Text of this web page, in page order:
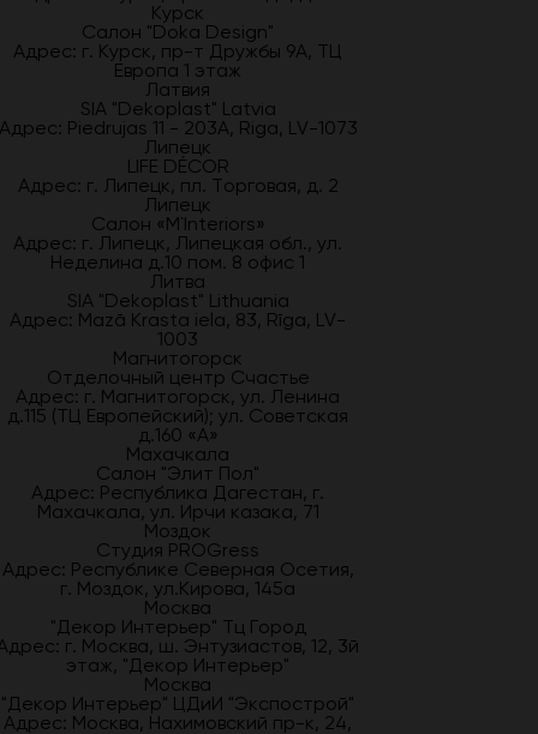
Курск
Салон "Doka Design"
Адрес: г. Курск, пр-т Дружбы 9А, ТЦ
Европа 1 этаж
Латвия
SIA "Dekoplast" Latvia
Piedrujas 11 - 203A, Riga, LV-1073
Липецк
LIFE DÉCOR
Адрес: г. Липецк, пл. Торговая, д. 2
Липецк
Салон «M`Interiors»
Адрес: г. Липецк, Липецкая обл., ул.
Неделина д.10 пом. 8 офис 1
Литва
SIA "Dekoplast" Lithuania
Адрес: Mazā Krasta iela, 83, Rīga, LV-
1003
Магнитогорск
Отделочный центр Счастье
Адрес: г. Магнитогорск, ул. Ленина
д.115 (ТЦ Европейский); ул. Советская
д.160 «А»
Махачкала
Салон "Элит Пол"
Адрес: Республика Дагестан, г.
Махачкала, ул. Ирчи казака, 71
Моздок
Студия PROGress
Адрес: Республике Северная Осетия,
г. Моздок, ул.Кирова, 145а
Москва
"Декор Интерьер" Тц Город
г. Москва, ш. Энтузиастов, 12, 3й
этаж, "Декор Интерьер"
Москва
"Декор Интерьер" ЦДиИ "Экспострой"
Адрес: Москва, Нахимовский пр-к, 24,